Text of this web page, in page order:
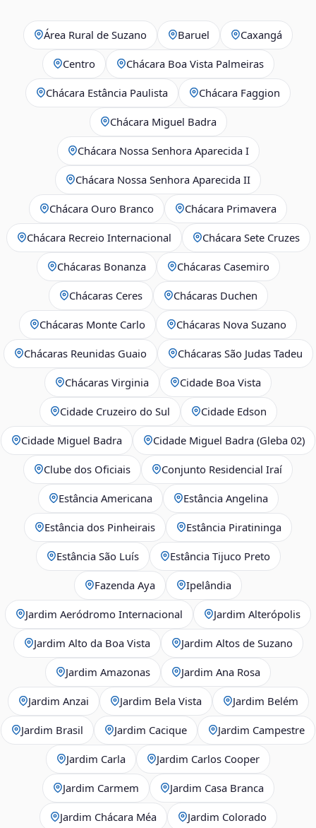
Área Rural de Suzano Baruel Caxangá
Centro Chácara Boa Vista Palmeiras
Chácara Estância Paulista Chácara Faggion
Chácara Miguel Badra
Chácara Nossa Senhora Aparecida I
Chácara Nossa Senhora Aparecida II
Chácara Ouro Branco Chácara Primavera
Chácara Recreio Internacional Chácara Sete Cruzes
Chácaras Bonanza Chácaras Casemiro
Chácaras Ceres Chácaras Duchen
Chácaras Monte Carlo Chácaras Nova Suzano
Chácaras Reunidas Guaio Chácaras São Judas Tadeu
Chácaras Virginia Cidade Boa Vista
Cidade Cruzeiro do Sul Cidade Edson
Cidade Miguel Badra Cidade Miguel Badra (Gleba 02)
Clube dos Oficiais Conjunto Residencial Iraí
Estância Americana Estância Angelina
Estância dos Pinheirais Estância Piratininga
Estância São Luís Estância Tijuco Preto
Fazenda Aya Ipelândia
Jardim Aeródromo Internacional Jardim Alterópolis
Jardim Alto da Boa Vista Jardim Altos de Suzano
Jardim Amazonas Jardim Ana Rosa
Jardim Anzai Jardim Bela Vista Jardim Belém
Jardim Brasil Jardim Cacique Jardim Campestre
Jardim Carla Jardim Carlos Cooper
Jardim Carmem Jardim Casa Branca
Jardim Chácara Méa Jardim Colorado